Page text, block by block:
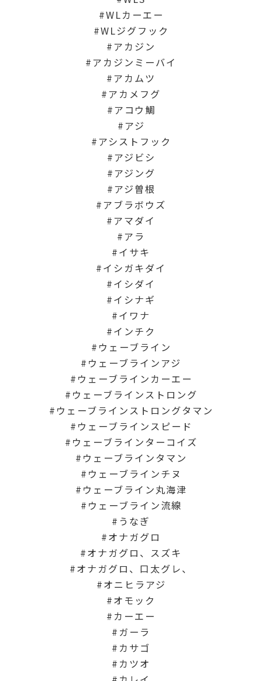
WLカーエー
WLジグフック
アカジン
アカジンミーバイ
アカムツ
アカメフグ
アコウ鯛
アジ
アシストフック
アジビシ
アジング
アジ曽根
アブラボウズ
アマダイ
アラ
イサキ
イシガキダイ
イシダイ
イシナギ
イワナ
インチク
ウェーブライン
ウェーブラインアジ
ウェーブラインカーエー
ウェーブラインストロング
ウェーブラインストロングタマン
ウェーブラインスピード
ウェーブラインターコイズ
ウェーブラインタマン
ウェーブラインチヌ
ウェーブライン丸海津
ウェーブライン流線
うなぎ
オナガグロ
オナガグロ、スズキ
オナガグロ、口太グレ、
オニヒラアジ
オモック
カーエー
ガーラ
カサゴ
カツオ